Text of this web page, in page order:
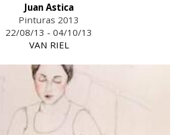
Juan Astica
Pinturas 2013
22/08/13 - 04/10/13
VAN RIEL